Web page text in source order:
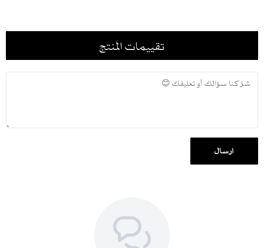
شحن سريع لكل مناطق المملكة ودول الخليج، مع إمكانية الدفع بالتقسيط
تقييمات المنتج
إرسال